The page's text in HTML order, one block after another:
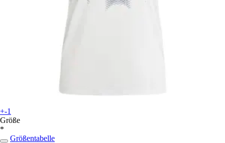
+-1
Größe
*
Größentabelle